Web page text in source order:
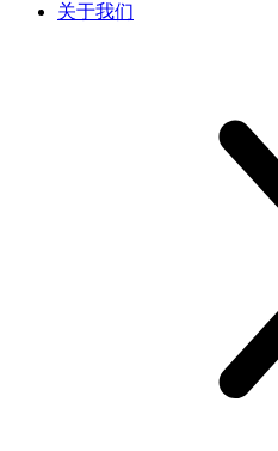
关于我们